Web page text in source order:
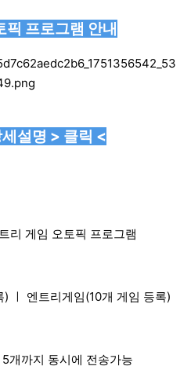
픽 프로그램 안내
설명 > 클릭 <
리 게임 오토픽 프로그램
ㅣ 엔트리게임(10개 게임 등록)
개까지 동시에 전송가능